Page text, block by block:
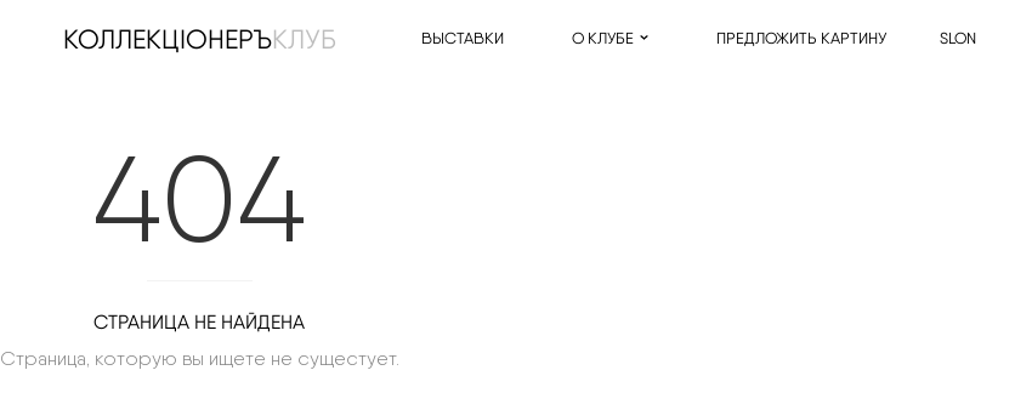
КОЛЛЕКЦIОНЕРЪКЛУБ ВЫСТАВКИ О КЛУБЕ ПРЕДЛОЖИТЬ КАРТИНУ SLON
404
СТРАНИЦА НЕ НАЙДЕНА
Страница, которую вы ищете не сущестует.